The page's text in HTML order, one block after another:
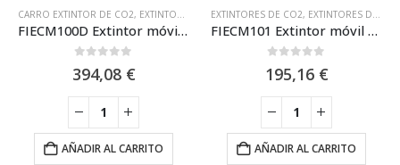
CARRO EXTINTOR DE CO2, EXTINTORES DE CO2 ,EXTINTORES PORTÁTILES,FIRE ICE
FIECM100D Extintor móvil 10 kg CO2 “DOBLE” EFICACIA Equivalente 113B Fire-Ice
394,08 €
AÑADIR AL CARRITO
EXTINTORES DE CO2, EXTINTORES DE CO2 ESTANDAR
FIECM101 Extintor móvil 10 kg CO2 Eficacia Equivalente 133B Fire-Ice
195,16 €
AÑADIR AL CARRITO